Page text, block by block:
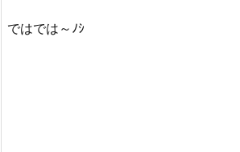
ではでは～ﾉｼ